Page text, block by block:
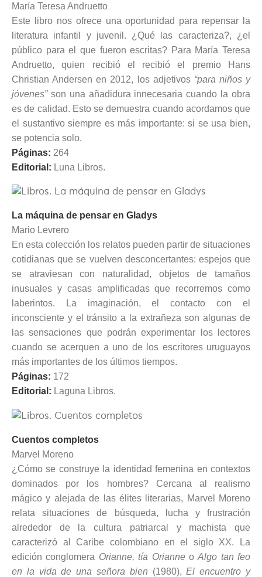
María Teresa Andruetto
Este libro nos ofrece una oportunidad para repensar la
literatura infantil y juvenil. ¿Qué las caracteriza?, ¿el
público para el que fueron escritas? Para María Teresa
Andruetto, quien recibió el recibió el premio Hans
Christian Andersen en 2012, los adjetivos “para niños y
jóvenes”son una añadidura innecesaria cuando la obra
es de calidad. Esto se demuestra cuando acordamos que
el sustantivo siempre es más importante: si se usa bien,
se potencia solo.
Páginas: 264
Editorial: Luna Libros.
La máquina de pensar en Gladys
Mario Levrero
En esta colección los relatos pueden partir de situaciones
cotidianas que se vuelven desconcertantes: espejos que
se atraviesan con naturalidad, objetos de tamaños
inusuales y casas amplificadas que recorremos como
laberintos. La imaginación, el contacto con el
inconsciente y el tránsito a la extrañeza son algunas de
las sensaciones que podrán experimentar los lectores
cuando se acerquen a uno de los escritores uruguayos
más importantes de los últimos tiempos.
Páginas: 172
Editorial: Laguna Libros.
Cuentos completos
Marvel Moreno
¿Cómo se construye la identidad femenina en contextos
dominados por los hombres? Cercana al realismo
mágico y alejada de las élites literarias, Marvel Moreno
relata situaciones de búsqueda, lucha y frustración
alrededor de la cultura patriarcal y machista que
caracterizó al Caribe colombiano en el siglo XX. La
edición conglomera Orianne, tía OrianneoAlgo tan feo
en la vida de una señora bien (1980),El encuentro y